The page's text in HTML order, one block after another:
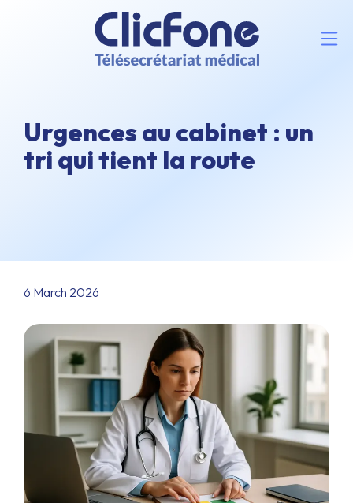
Urgences au cabinet : un
tri qui tient la route
6 March 2026